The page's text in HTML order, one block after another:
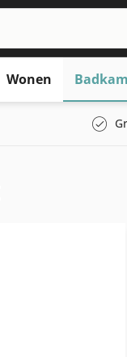
Wonen